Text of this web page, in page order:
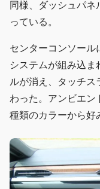
同様、ダッシュパネ
っている。
センターコンソール
システムが組み込ま
ルが消え、タッチ
わった。アンビエン
種類のカラーから好